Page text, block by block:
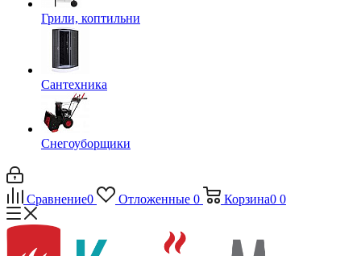
Грили, коптильни
Сантехника
Снегоуборщики
Сравнение0 Отложенные 0 Корзина0 0